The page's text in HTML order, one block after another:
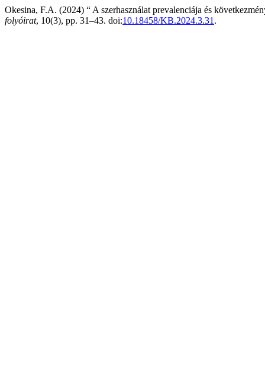
Okesina, F.A. (2024) “ A szerhasználat prevalenciája és
folyóirat, 10(3), pp. 31–43. doi:10.18458/KB.2024.3.31 .